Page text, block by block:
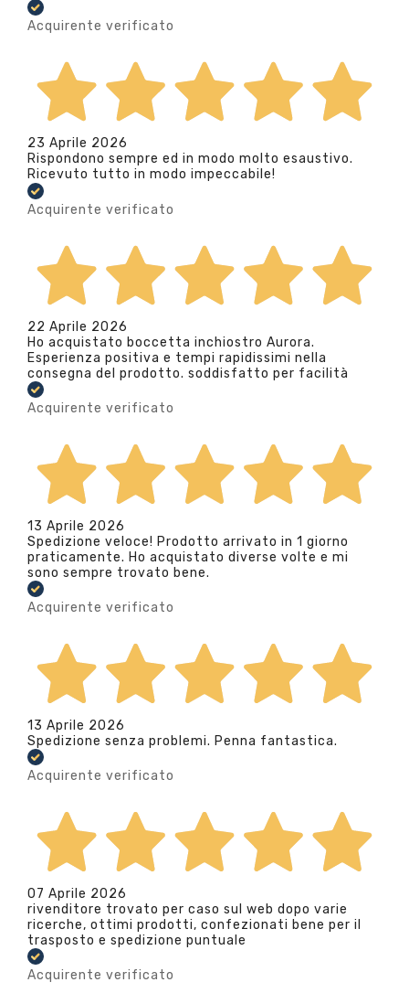
Acquirente verificato
23 Aprile 2026
Rispondono sempre ed in modo molto esaustivo.
Ricevuto tutto in modo impeccabile!
Acquirente verificato
22 Aprile 2026
Ho acquistato boccetta inchiostro Aurora.
Esperienza positiva e tempi rapidissimi nella
consegna del prodotto. soddisfatto per facilità
Acquirente verificato
13 Aprile 2026
Spedizione veloce! Prodotto arrivato in 1 giorno
praticamente. Ho acquistato diverse volte e mi
sono sempre trovato bene.
Acquirente verificato
13 Aprile 2026
Spedizione senza problemi. Penna fantastica.
Acquirente verificato
07 Aprile 2026
rivenditore trovato per caso sul web dopo varie
ricerche, ottimi prodotti, confezionati bene per il
trasposto e spedizione puntuale
Acquirente verificato